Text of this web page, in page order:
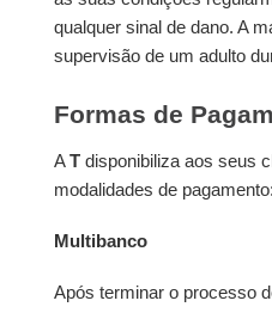
qualquer sinal de dano. A
supervisão de um adulto
Formas de
AT disponibiliza aos seus
modalidades de pagamento:
Multibanco
Após terminar o processo